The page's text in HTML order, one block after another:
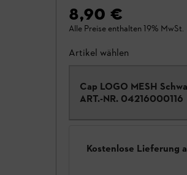
8,90 €
Alle Preise enthalten 19% MwSt.
Artikel wählen
Cap LOGO MESH
ART.-NR. 04216000116
Kostenlose Lieferung